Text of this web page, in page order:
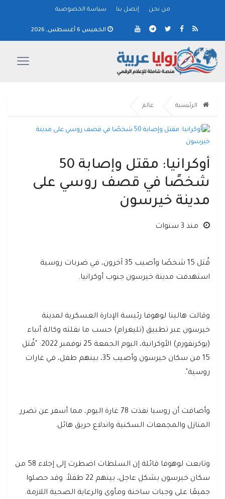
من نحن إتصل بنا سياسة الخصوصية
الخميس 6 أغسطس, 2026
الرئيسية عالم
أوكرانيا: مقتل وإصابة 50
شخصًا في قصف روسي على
مدينة خيرسون
منذ 3 سنوات
قُتل 15 شخصًا وأصيب 35 آخرون، في ضربات روسية
استهدفت مدينة خيرسون جنوب أوكرانيا.
وقالت هالينا لوهوفا رئيسة الإدارة العسكرية لمدينة
خيرسون عبر تطبيق (تليغرام) حسب ما نقلته وكالة أنباء
(يوكرنفورم) الأوكرانية، اليوم الجمعة 25 نوفمبر 2022: "قُتل
15 من سكان خيرسون وأصيب 35، بينهم طفل، في غارات
روسية".
وأضافت أن روسيا نفذت 78 غارة اليوم، مما أسفر عن تضرر
المنازل والمجمعات السكنية واندلاع حريق هائل.
وتابعت لوهوفا قائلة إن السلطات اضطرت إلى إجلاء 58 من
سكان خيرسون بشكل عاجل، بينهم 22 طفلاً. وقد حصلوا
جميعًا على وجبات ساخنة ومأوى والرعاية الصحية اللازمة.